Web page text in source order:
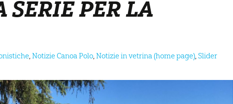
PER LA
,Notizie Canoa Polo,Notizie in vetrina (home page),Slider